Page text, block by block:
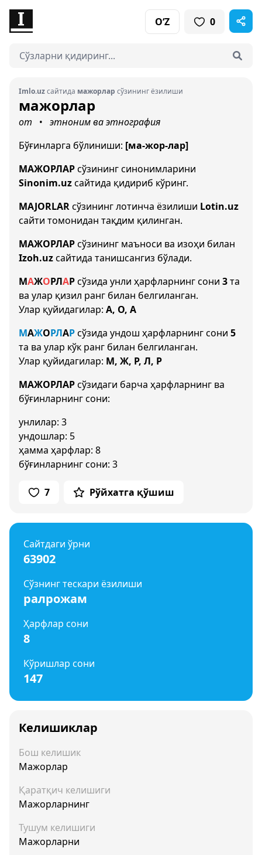
O‘Z 0
Imlo.uzсайтида мажорлар сўзининг ёзилиши
мажорлар
от •
этноним ва этнография
Бўғинларга бўлиниши: [ма-жор-лар]
МАЖОРЛАРсўзининг синонимларини
Sinonim.uzсайтида қидириб кўринг.
MAJORLARсўзининг лотинча ёзилиши Lotin.uz
сайти томонидан тақдим қилинган.
МАЖОРЛАРсўзининг маъноси ва изоҳи билан
Izoh.uzсайтида танишсангиз бўлади.
МАЖОРЛАРсўзида унли ҳарфларнинг сони 3та
ва улар қизил ранг билан белгиланган.
Улар қуйидагилар: А, О, А
МАЖОРЛАРсўзида ундош ҳарфларнинг сони 5
та ва улар кўк ранг билан белгиланган.
Улар қуйидагилар: М, Ж, Р, Л, Р
МАЖОРЛАРсўзидаги барча ҳарфларнинг ва
бўғинларнинг сони:
унлилар: 3
ундошлар: 5
ҳамма ҳарфлар: 8
бўғинларнинг сони: 3
7 Рўйхатга қўшиш
Сайтдаги ўрни
63902
Сўзнинг тескари ёзилиши
ралрожам
Ҳарфлар сони
8
Кўришлар сони
147
Келишиклар
Бош келишик
Мажорлар
Қаратқич келишиги
Мажорларнинг
Тушум келишиги
Мажорларни